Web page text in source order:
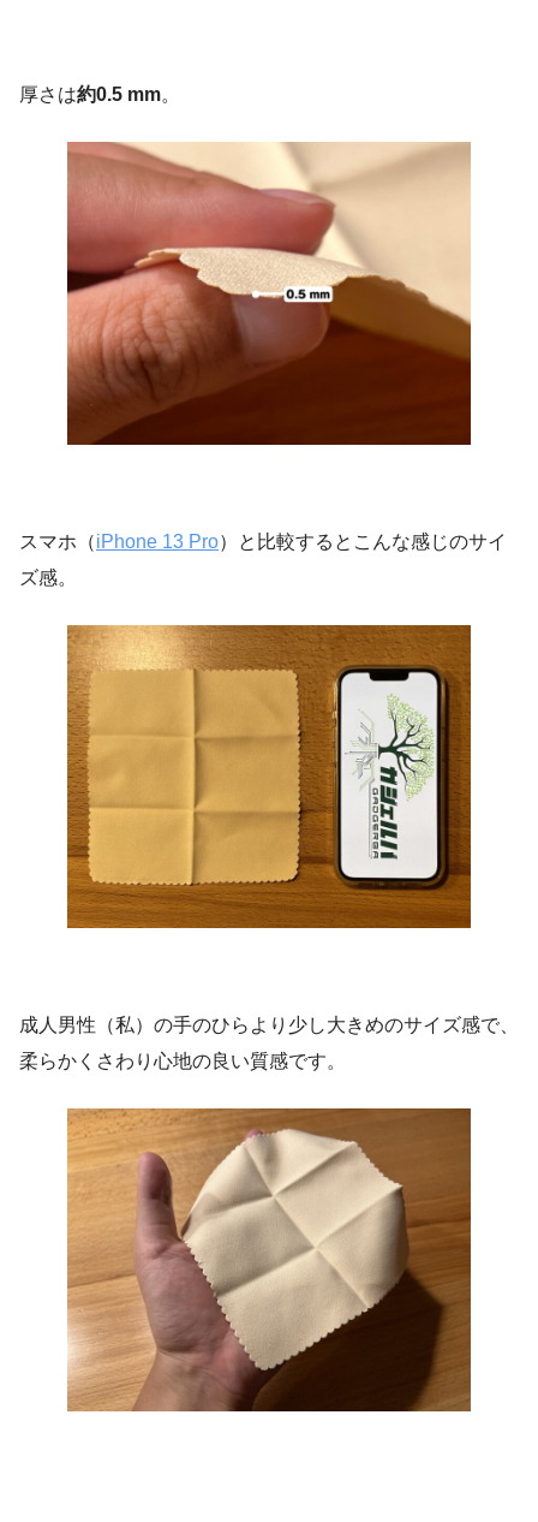
厚さは約0.5 mm。
スマホ（iPhone 13 Pro）と比較するとこんな感じのサイ
ズ感。
成人男性（私）の手のひらより少し大きめのサイズ感で、
柔らかくさわり心地の良い質感です。